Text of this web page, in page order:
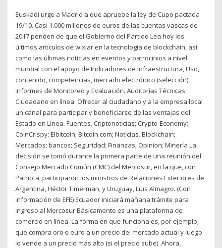
Euskadi urge a Madrid a que apruebe la ley de Cupo pactada
19/10. Casi 1.000 millones de euros de las cuentas vascas de
2017 penden de que el Gobierno del Partido Lea hoy los
últimos artículos de wixlar en la tecnología de blockchain, así
como las últimas noticias en eventos y patrocinios a nivel
mundial con el apoyo de Indicadores de Infraestructura, Uso,
contenido, competencias, mercado electrónico (selección)
Informes de Monitoreo y Evaluación. Auditorías Técnicas
Ciudadano en línea. Ofrecer al ciudadano y a la empresa local
un canal para participar y beneficiarse de las ventajas del
Estado en Línea. Fuentes. Criptonoticias; Crypto-Economy;
CoinCrispy; Elbitcoin; Bitcoin.com; Noticias. Blockchain;
Mercados; bancos; Seguridad; Finanzas; Opinion; Minería La
decisión se tomó durante la primera parte de una reunión del
Consejo Mercado Común (CMC) del Mercosur, en la que, con
Patriota, participaron los ministros de Relaciones Exteriores de
Argentina, Héctor Timerman, y Uruguay, Luis Almagro. (Con
información de EFE) Ecuador iniciará mañana trámite para
ingreso al Mercosur Básicamente es una plataforma de
comercio en línea. La forma en que funciona es, por ejemplo,
que compra oro o euro a un precio del mercado actual y luego
lo vende a un precio más alto (si el precio sube). Ahora,